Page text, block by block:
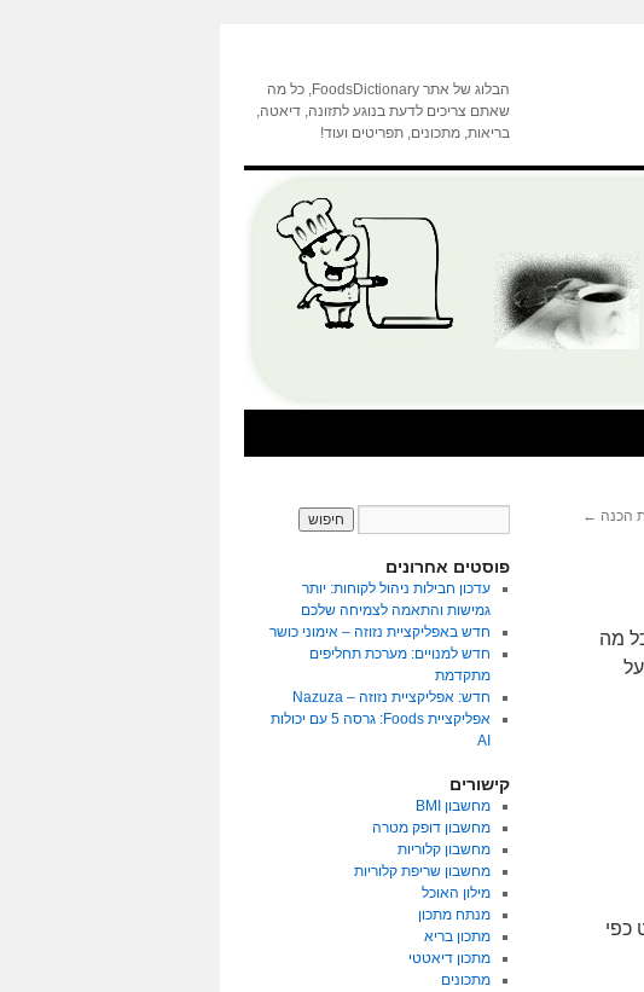
הבלוג של אתר FoodsDictionary, כל מה
שאתם צריכים לדעת בנוגע לתזונה, דיאטה,
בריאות, מתכונים, תפריטים ועוד!
הכנה ←
מה
כפי
פוסטים אחרונים
עדכון חבילות ניהול לקוחות: יותר
גמישות והתאמה לצמיחה שלכם
חדש באפליקציית נזוזה – אימוני כושר
חדש למנויים: מערכת תחליפים
מתקדמת
חדש: אפליקציית נזוזה – Nazuza
אפליקציית Foods: גרסה 5 עם יכולות
AI
קישורים
מחשבון BMI
מחשבון דופק מטרה
מחשבון קלוריות
מחשבון שריפת קלוריות
מילון האוכל
מנתח מתכון
מתכון בריא
מתכון דיאטטי
מתכונים